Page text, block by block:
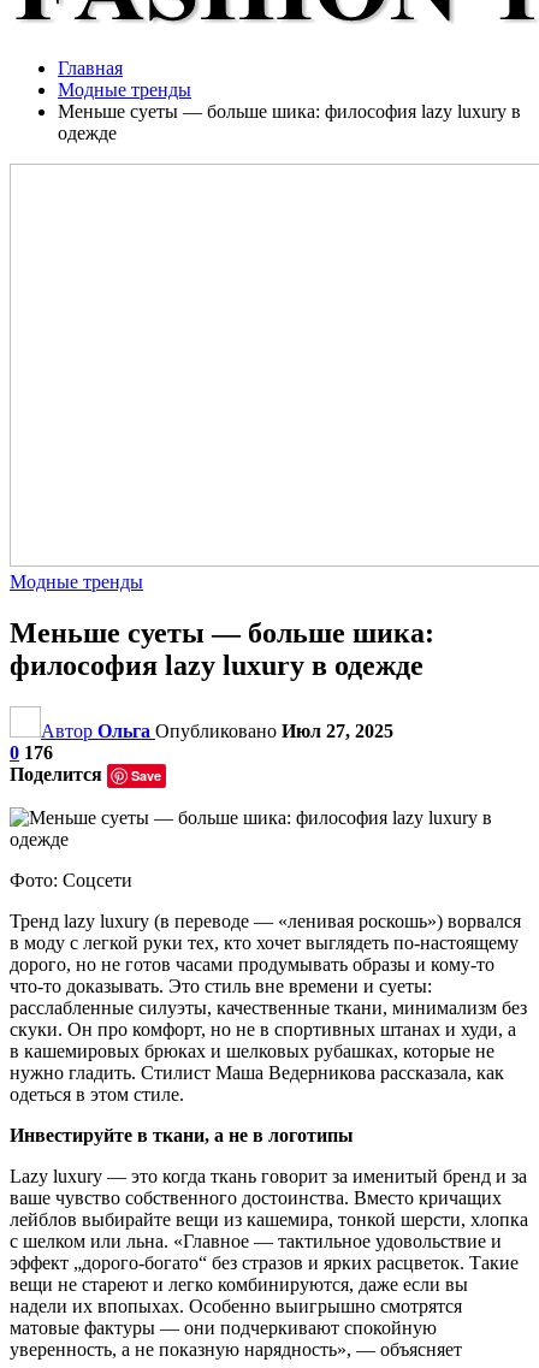
Главная
Модные тренды
Меньше суеты — больше шика: философия lazy luxury в
одежде
Модные тренды
Меньше суеты — больше шика:
философия lazy luxury в одежде
Автор Ольга Опубликовано Июл 27, 2025
0 176
Поделится
Save
Фото: Соцсети
Тренд lazy luxury (в переводе — «ленивая роскошь») ворвался
в моду с легкой руки тех, кто хочет выглядеть по-настоящему
дорого, но не готов часами продумывать образы и кому-то
что-то доказывать. Это стиль вне времени и суеты:
расслабленные силуэты, качественные ткани, минимализм без
скуки. Он про комфорт, но не в спортивных штанах и худи, а
в кашемировых брюках и шелковых рубашках, которые не
нужно гладить. Стилист Маша Ведерникова рассказала, как
одеться в этом стиле.
Инвестируйте в ткани, а не в логотипы
Lazy luxury — это когда ткань говорит за именитый бренд и за
ваше чувство собственного достоинства. Вместо кричащих
лейблов выбирайте вещи из кашемира, тонкой шерсти, хлопка
с шелком или льна. «Главное — тактильное удовольствие и
эффект „дорого-богато“ без стразов и ярких расцветок. Такие
вещи не стареют и легко комбинируются, даже если вы
надели их впопыхах. Особенно выигрышно смотрятся
матовые фактуры — они подчеркивают спокойную
уверенность, а не показную нарядность», — объясняет